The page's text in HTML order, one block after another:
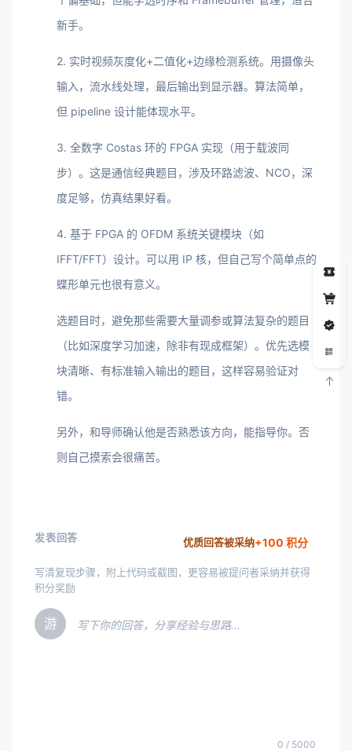
新手。
2. 实时视频灰度化+二值化+边缘检测系统。用摄像头
输入，流水线处理，最后输出到显示器。算法简单，
但 pipeline 设计能体现水平。
3. 全数字 Costas 环的 FPGA 实现（用于载波同
步）。这是通信经典题目，涉及环路滤波、NCO，深
度足够，仿真结果好看。
4. 基于 FPGA 的 OFDM 系统关键模块（如
IFFT/FFT）设计。可以用 IP 核，但自己写个简单点的
蝶形单元也很有意义。
选题目时，避免那些需要大量调参或算法复杂的题目
（比如深度学习加速，除非有现成框架）。优先选模
块清晰、有标准输入输出的题目，这样容易验证对
错。
另外，和导师确认他是否熟悉该方向，能指导你。否
则自己摸索会很痛苦。
发表回答 优质回答被采纳+100 积分
写清复现步骤，附上代码或截图，更容易被提问者采纳并获得
积分奖励
游 写下你的回答，分享经验与思路…
0 / 5000